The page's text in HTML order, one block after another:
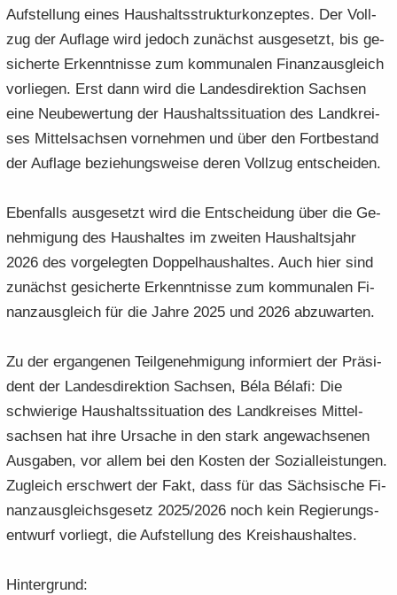
Auf­stel­lung eines Haus­halts­struk­tur­kon­zep­tes. Der Voll­
zug der Auf­la­ge wird je­doch zu­nächst aus­ge­setzt, bis ge­
si­cher­te Er­kennt­nis­se zum kom­mu­na­len Fi­nanz­aus­gleich
vor­lie­gen. Erst dann wird die Lan­des­di­rek­ti­on Sach­sen
eine Neu­be­wer­tung der Haus­halts­si­tua­ti­on des Land­krei­
ses Mit­tel­sach­sen vor­neh­men und über den Fort­be­stand
der Auf­la­ge be­zie­hungs­wei­se deren Voll­zug ent­schei­den.
Eben­falls aus­ge­setzt wird die Ent­schei­dung über die Ge­
neh­mi­gung des Haus­hal­tes im zwei­ten Haus­halts­jahr
2026 des vor­ge­leg­ten Dop­pel­haus­hal­tes. Auch hier sind
zu­nächst ge­si­cher­te Er­kennt­nis­se zum kom­mu­na­len Fi­
nanz­aus­gleich für die Jahre 2025 und 2026 ab­zu­war­ten.
Zu der er­gan­ge­nen Teil­ge­neh­mi­gung in­for­miert der Prä­si­
dent der Lan­des­di­rek­ti­on Sach­sen, Béla Bélafi: Die
schwie­ri­ge Haus­halts­si­tua­ti­on des Land­krei­ses Mit­tel­
sach­sen hat ihre Ur­sa­che in den stark an­ge­wach­se­nen
Aus­ga­ben, vor allem bei den Kos­ten der So­zi­al­leis­tun­gen.
Zu­gleich er­schwert der Fakt, dass für das Säch­si­sche Fi­
nanz­aus­gleichs­ge­setz 2025/2026 noch kein Re­gie­rungs­
ent­wurf vor­liegt, die Auf­stel­lung des Kreis­haus­hal­tes.
Hin­ter­grund: